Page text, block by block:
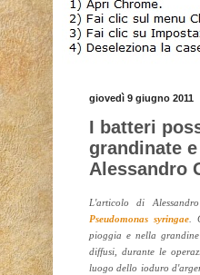
giovedì 9 giugno 2011
I batteri
grandinate
Alessandro
L'articolo di
Pseudomonas syringae.
pioggia e nella
diffusi, durante le
luogo dello ioduro